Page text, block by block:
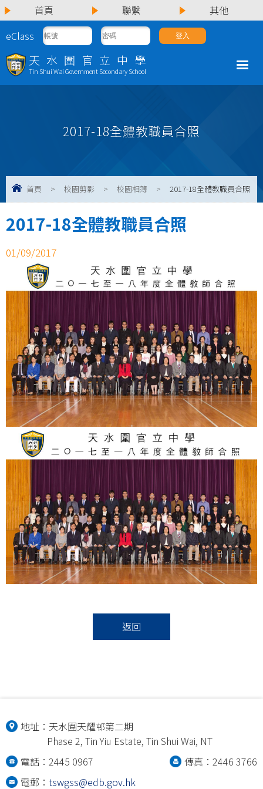
天水圍官立中學
Tin Shui Wai Government Secondary School
首頁 聯繫
其他
eClass
2017-18全體教職員合照
首頁 > 校園剪影 > 校園相簿 > 2017-18全體教職員合照
2017-18全體教職員合照
01/09/2017
返回
地址： 天水圍天耀邨第二期
Phase 2, Tin Yiu Estate, Tin Shui Wai, NT
電話：2445 0967
傳真：2446 3766
電郵： tswgss@edb.gov.hk